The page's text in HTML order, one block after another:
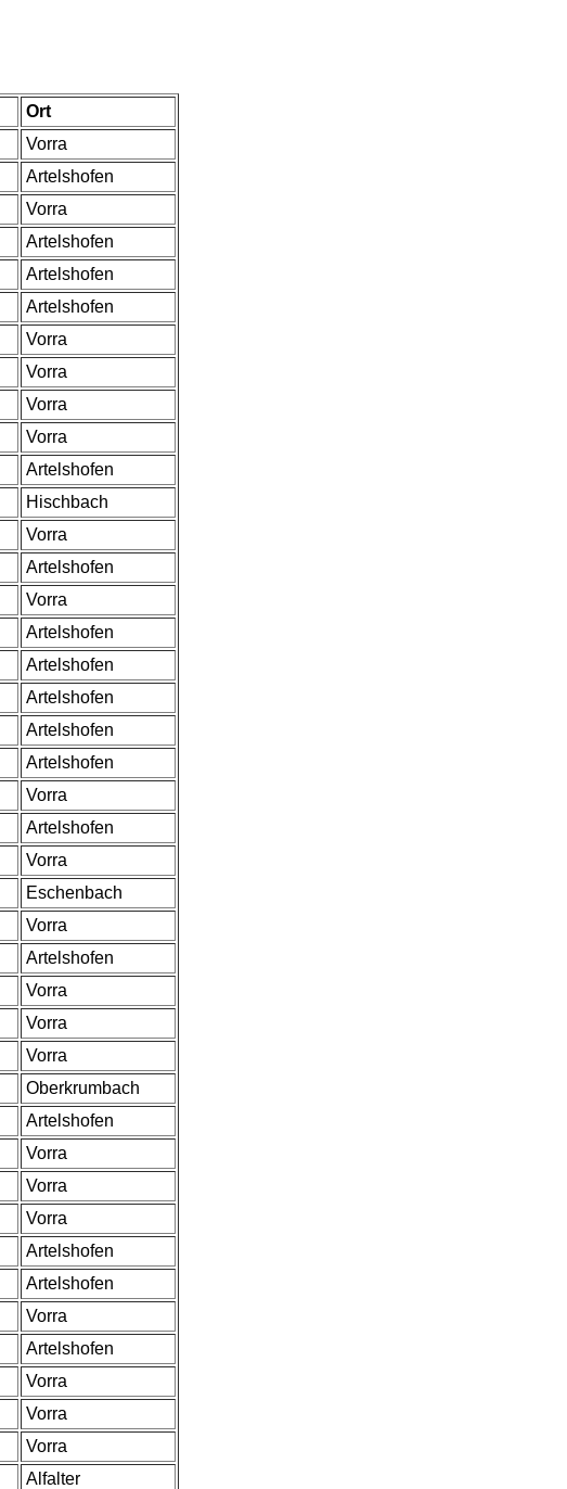
Ort
Vorra
Artelshofen
Vorra
Artelshofen
Artelshofen
Artelshofen
Vorra
Vorra
Vorra
Vorra
Artelshofen
Hischbach
Vorra
Artelshofen
Vorra
Artelshofen
Artelshofen
Artelshofen
Artelshofen
Artelshofen
Vorra
Artelshofen
Vorra
Eschenbach
Vorra
Artelshofen
Vorra
Vorra
Vorra
Oberkrumbach
Artelshofen
Vorra
Vorra
Vorra
Artelshofen
Artelshofen
Vorra
Artelshofen
Vorra
Vorra
Vorra
Alfalter